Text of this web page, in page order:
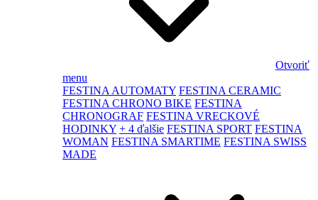
Otvoriť
menu
FESTINA AUTOMATY FESTINA CERAMIC
FESTINA CHRONO BIKE FESTINA
CHRONOGRAF FESTINA VRECKOVÉ
HODINKY + 4 ďalšie FESTINA SPORT FESTINA
WOMAN FESTINA SMARTIME FESTINA SWISS
MADE